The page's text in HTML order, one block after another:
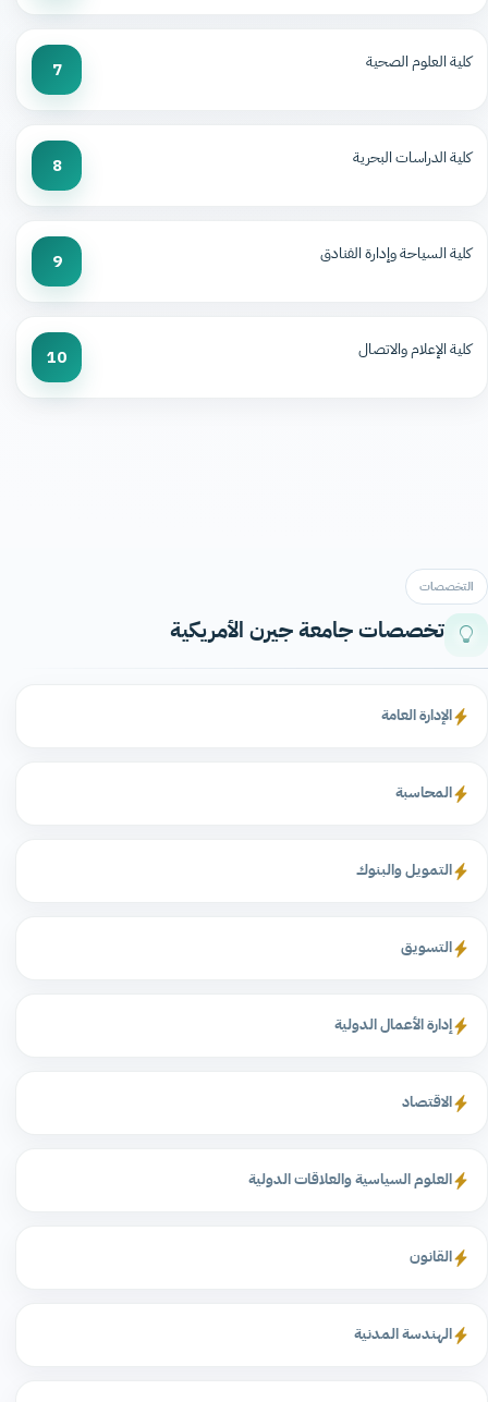
كلية العلوم الصحية 7
كلية الدراسات البحرية 8
كلية السياحة وإدارة الفنادق 9
كلية الإعلام والاتصال 10
التخصصات
تخصصات جامعة جيرن الأمريكية
الإدارة العامة
المحاسبة
التمويل والبنوك
التسويق
إدارة الأعمال الدولية
الاقتصاد
العلوم السياسية والعلاقات الدولية
القانون
الهندسة المدنية